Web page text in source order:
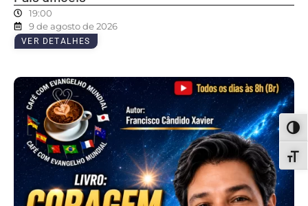
19:00
9 de agosto de 2026
VER DETALHES